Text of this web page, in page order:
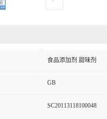
食品添加剂 甜味剂
GB
SC20113118100048